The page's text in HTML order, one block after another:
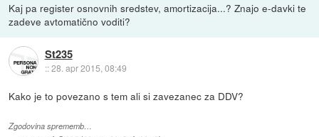
Kaj pa register osnovnih sredstev, amortizacija...? Znajo e-davki te
zadeve avtomatično voditi?
St235
::28. apr 2015, 08:49
Kako je to povezano s tem ali si zavezanec za DDV?
Zgodovina sprememb…